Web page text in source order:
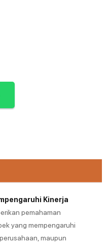
Kinerja
pemahaman
yang mempengaruhi
maupun